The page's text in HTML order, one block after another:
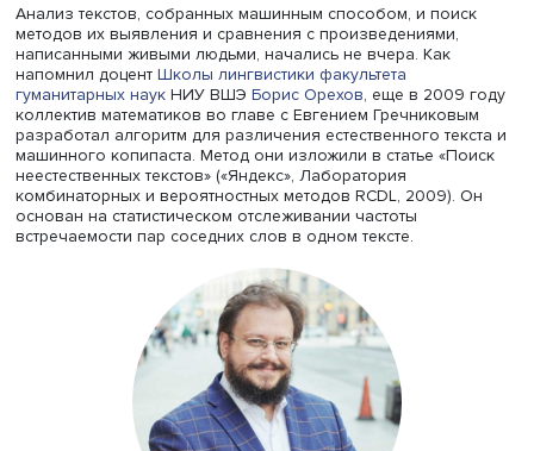
больших языковых данных» проанализировали тайны
моделей, обучающихся на данных, полных различных
проявлений. Как подходят ученые к работе с новыми
вызовами — в материале HSE Daily.
Бред — это естественно?
Анализ текстов, собранных машинным способом, и
методов их выявления и сравнения с произведениями,
написанными живыми людьми, начались не вчера. Как
напомнил доцентШколы лингвистики факультета
коллектив математиков во главе с Евгением
разработал алгоритм для различения естественного
машинного копипаста. Метод они изложили в статье
неестественных текстов» («Яндекс», Лаборатория
комбинаторных и вероятностных методов RCDL, 2009).
основан на статистическом отслеживании частоты
встречаемости пар соседних слов в одном тексте.